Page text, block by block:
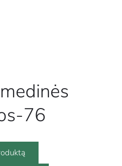
76